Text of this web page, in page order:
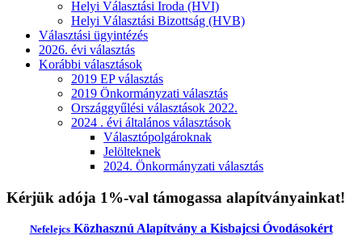
Helyi Választási Iroda (HVI)
Helyi Választási Bizottság (HVB)
Választási ügyintézés
2026. évi választás
Korábbi választások
2019 EP választás
2019 Önkormányzati választás
Országgyűlési választások 2022.
2024 . évi általános választások
Választópolgároknak
Jelölteknek
2024. Önkormányzati választás
Kérjük adója 1%-val támogassa alapítványainkat!
NefelejcsKözhasznú Alapítvány a Kisbajcsi Óvodásokért